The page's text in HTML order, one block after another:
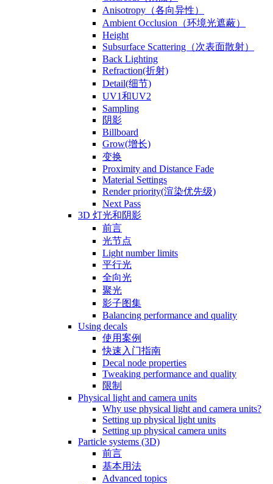
Anisotropy（各向异性）
Ambient Occlusion（环境光遮蔽）
Height
Subsurface Scattering（次表面散射）
Back Lighting
Refraction(折射)
Detail(细节)
UV1和UV2
Sampling
阴影
Billboard
Grow(增长)
变换
Proximity and Distance Fade
Material Settings
Render priority(渲染优先级)
Next Pass
3D 灯光和阴影
前言
光节点
Light number limits
平行光
全向光
聚光
影子图集
Balancing performance and quality
Using decals
使用案例
快速入门指南
Decal node properties
Tweaking performance and quality
限制
Physical light and camera units
Why use physical light and camera units?
Setting up physical light units
Setting up physical camera units
Particle systems (3D)
前言
基本用法
Advanced topics